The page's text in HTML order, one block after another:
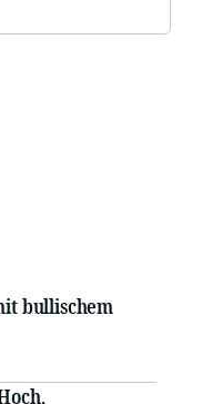
bullischem